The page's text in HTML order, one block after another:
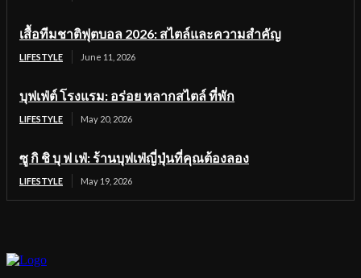
เสื้อทีมชาติฟุตบอล 2026: สไตล์และความสำคัญ
LIFESTYLE June 11, 2026
บุฟเฟ่ต์ โรงแรม: อร่อย หลากสไตล์ ที่พัก
LIFESTYLE May 20, 2026
ซู กิ ชิ บุ ฟ เฟ่: ร้านบุฟเฟ่ญี่ปุ่นที่คุณต้องลอง
LIFESTYLE May 19, 2026